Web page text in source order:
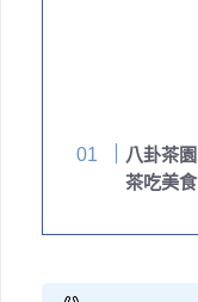
八卦茶
茶吃美